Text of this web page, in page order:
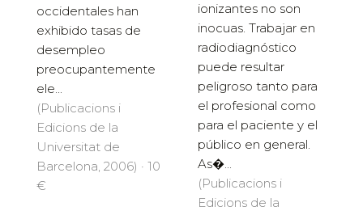
occidentales han
exhibido tasas de
desempleo
preocupantemente
ele...
(Publicacions i
Edicions de la
Universitat de
Barcelona, 2006) · 10
€
ionizantes no son
inocuas. Trabajar en
radiodiagnóstico
puede resultar
peligroso tanto para
el profesional como
para el paciente y el
público en general.
As�...
(Publicacions i
Edicions de la